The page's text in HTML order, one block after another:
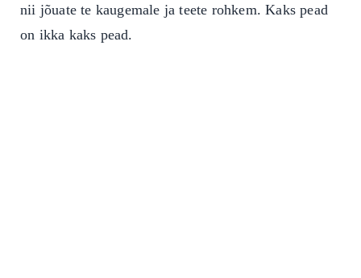
nii jõuate te kaugemale ja teete rohkem. Kaks pead
on ikka kaks pead.